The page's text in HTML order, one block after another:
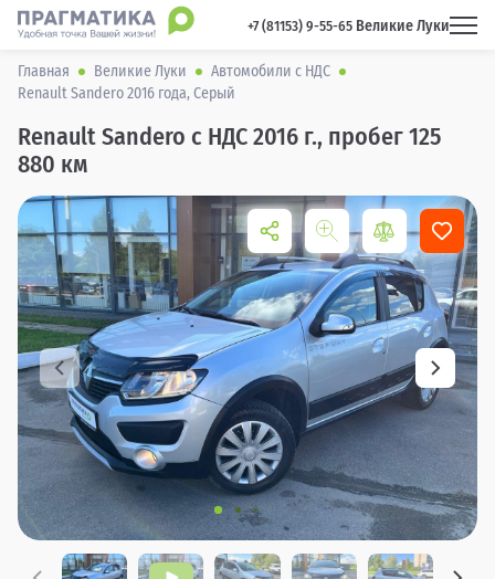
+7 (81153) 9-55-65 Великие Луки
Главная Великие Луки
Автомобили с НДС
Renault Sandero 2016 года, Серый
Renault Sandero с НДС 2016 г., пробег 125
880 км